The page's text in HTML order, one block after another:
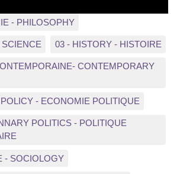
- PHILOSOPHY
03 - HISTORY - HISTOIRE
CONTEMPORARY
- ECONOMIE POLITIQUE
POLITICS - POLITIQUE
- SOCIOLOGY